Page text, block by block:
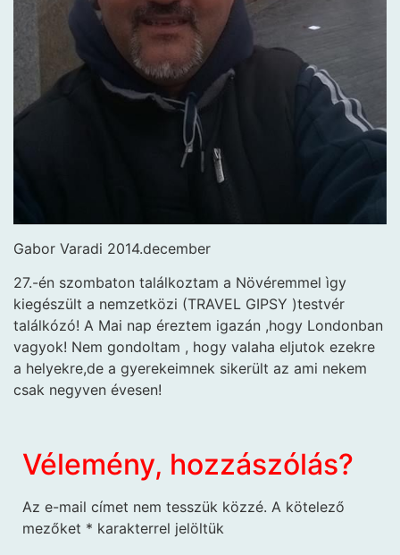
Gabor Varadi 2014.december
27.-én szombaton találkoztam a Növéremmel ìgy
kiegészült a nemzetközi (TRAVEL GIPSY )testvér
találkózó! A Mai nap éreztem igazán ,hogy Londonban
vagyok! Nem gondoltam , hogy valaha eljutok ezekre
a helyekre,de a gyerekeimnek sikerült az ami nekem
csak negyven évesen!
Vélemény, hozzászólás?
Az e-mail címet nem tesszük közzé. A kötelező
mezőket * karakterrel jelöltük